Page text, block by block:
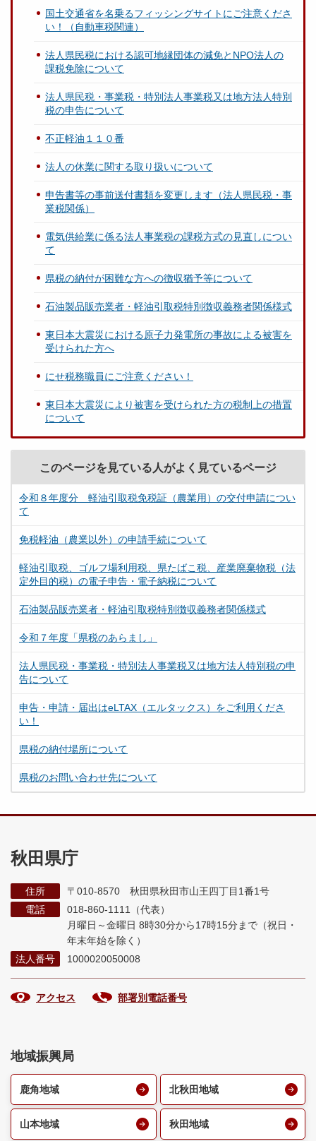
国土交通省を名乗るフィッシングサイトにご注意くださ
い！（自動車税関連）
法人県民税における認可地縁団体の減免とNPO法人の
課税免除について
法人県民税・事業税・特別法人事業税又は地方法人特別
税の申告について
不正軽油１１０番
法人の休業に関する取り扱いについて
申告書等の事前送付書類を変更します（法人県民税・事
業税関係）
電気供給業に係る法人事業税の課税方式の見直しについ
て
県税の納付が困難な方への徴収猶予等について
石油製品販売業者・軽油引取税特別徴収義務者関係様式
東日本大震災における原子力発電所の事故による被害を
受けられた方へ
にせ税務職員にご注意ください！
東日本大震災により被害を受けられた方の税制上の措置
について
このページを見ている人がよく見ているページ
令和８年度分 軽油引取税免税証（農業用）の交付申請につい
て
免税軽油（農業以外）の申請手続について
軽油引取税、ゴルフ場利用税、県たばこ税、産業廃棄物税（法
定外目的税）の電子申告・電子納税について
石油製品販売業者・軽油引取税特別徴収義務者関係様式
令和７年度「県税のあらまし」
法人県民税・事業税・特別法人事業税又は地方法人特別税の申
告について
申告・申請・届出はeLTAX（エルタックス）をご利用くださ
い！
県税の納付場所について
県税のお問い合わせ先について
秋田県庁
住所
〒010-8570 秋田県秋田市山王四丁目1番1号
電話
018-860-1111（代表）
月曜日～金曜日 8時30分から17時15分まで （祝日・
年末年始を除く）
法人番号
1000020050008
アクセス 部署別電話番号
地域振興局
鹿角地域 北秋田地域
山本地域 秋田地域